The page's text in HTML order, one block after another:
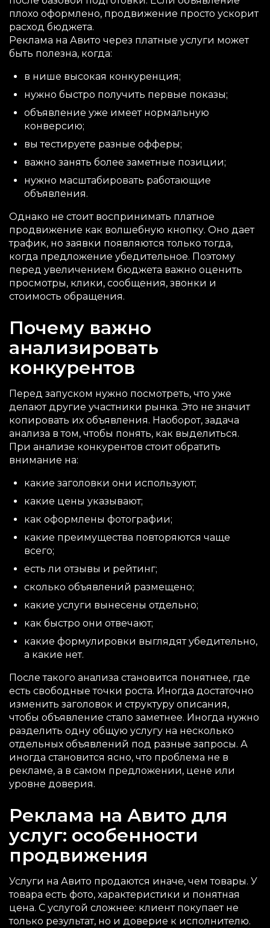
плохо оформлено, продвижение просто ускорит
расход бюджета.
Реклама на Авито через платные услуги может
быть полезна, когда:
в нише высокая конкуренция;
нужно быстро получить первые показы;
объявление уже имеет нормальную
конверсию;
вы тестируете разные офферы;
важно занять более заметные позиции;
нужно масштабировать работающие
объявления.
Однако не стоит воспринимать платное
продвижение как волшебную кнопку. Оно дает
трафик, но заявки появляются только тогда,
когда предложение убедительное. Поэтому
перед увеличением бюджета важно оценить
просмотры, клики, сообщения, звонки и
стоимость обращения.
Почему важно
анализировать
конкурентов
Перед запуском нужно посмотреть, что уже
делают другие участники рынка. Это не значит
копировать их объявления. Наоборот, задача
анализа в том, чтобы понять, как выделиться.
При анализе конкурентов стоит обратить
внимание на:
какие заголовки они используют;
какие цены указывают;
как оформлены фотографии;
какие преимущества повторяются чаще
всего;
есть ли отзывы и рейтинг;
сколько объявлений размещено;
какие услуги вынесены отдельно;
как быстро они отвечают;
какие формулировки выглядят убедительно,
а какие нет.
После такого анализа становится понятнее, где
есть свободные точки роста. Иногда достаточно
изменить заголовок и структуру описания,
чтобы объявление стало заметнее. Иногда нужно
разделить одну общую услугу на несколько
отдельных объявлений под разные запросы. А
иногда становится ясно, что проблема не в
рекламе, а в самом предложении, цене или
уровне доверия.
Реклама на Авито для
услуг: особенности
продвижения
Услуги на Авито продаются иначе, чем товары. У
товара есть фото, характеристики и понятная
цена. С услугой сложнее: клиент покупает не
только результат, но и доверие к исполнителю.